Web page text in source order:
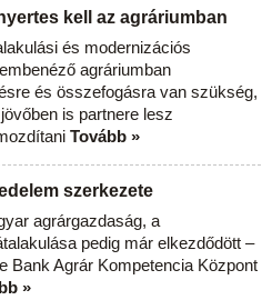
kell az agráriumban
és modernizációs
agráriumban
és összefogásra van szükség,
is partnere lesz
Tovább »
szerkezete
agrárgazdaság, a
pedig már elkezdődött –
Bank Agrár Kompetencia Központ
»